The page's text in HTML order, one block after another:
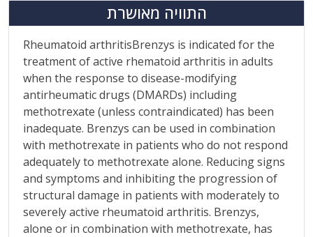
התוויה מאושרת
Rheumatoid arthritisBrenzys is indicated for the
treatment of active rhematoid arthritis in adults
when the response to disease-modifying
antirheumatic drugs (DMARDs) including
methotrexate (unless contraindicated) has been
inadequate. Brenzys can be used in combination
with methotrexate in patients who do not respond
adequately to methotrexate alone. Reducing signs
and symptoms and inhibiting the progression of
structural damage in patients with moderately to
severely active rheumatoid arthritis. Brenzys,
alone or in combination with methotrexate, has